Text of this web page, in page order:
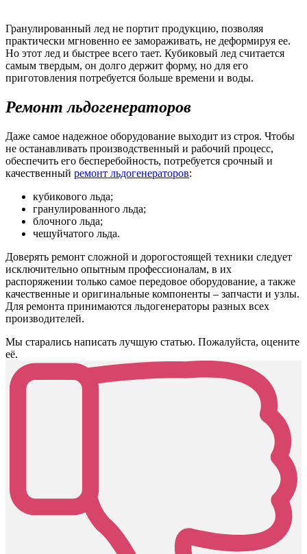
Гранулированный лед не портит продукцию, позволяя
практически мгновенно ее замораживать, не деформируя ее.
Но этот лед и быстрее всего тает. Кубиковый лед считается
самым твердым, он долго держит форму, но для его
приготовления потребуется больше времени и воды.
Ремонт льдогенераторов
Даже самое надежное оборудование выходит из строя. Чтобы
не останавливать производственный и рабочий процесс,
обеспечить его бесперебойность, потребуется срочный и
качественный ремонт льдогенераторов:
кубикового льда;
гранулированного льда;
блочного льда;
чешуйчатого льда.
Доверять ремонт сложной и дорогостоящей техники следует
исключительно опытным профессионалам, в их
распоряжении только самое передовое оборудование, а также
качественные и оригинальные компоненты – запчасти и узлы.
Для ремонта принимаются льдогенераторы разных всех
производителей.
Мы старались написать лучшую статью. Пожалуйста, оцените
её.